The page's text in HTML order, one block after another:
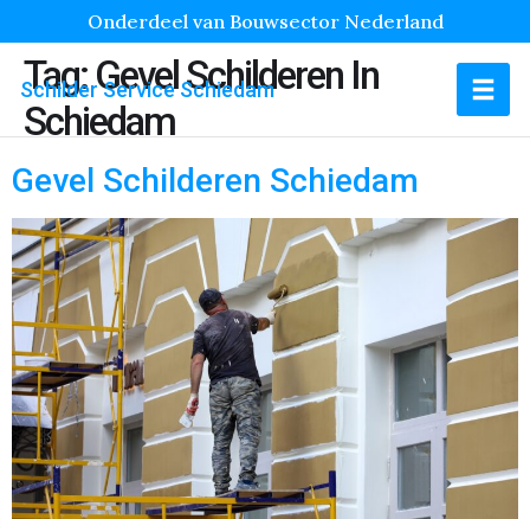
Onderdeel van Bouwsector Nederland
Schilder Service Schiedam
Tag:Gevel Schilderen In
Schiedam
Gevel Schilderen Schiedam